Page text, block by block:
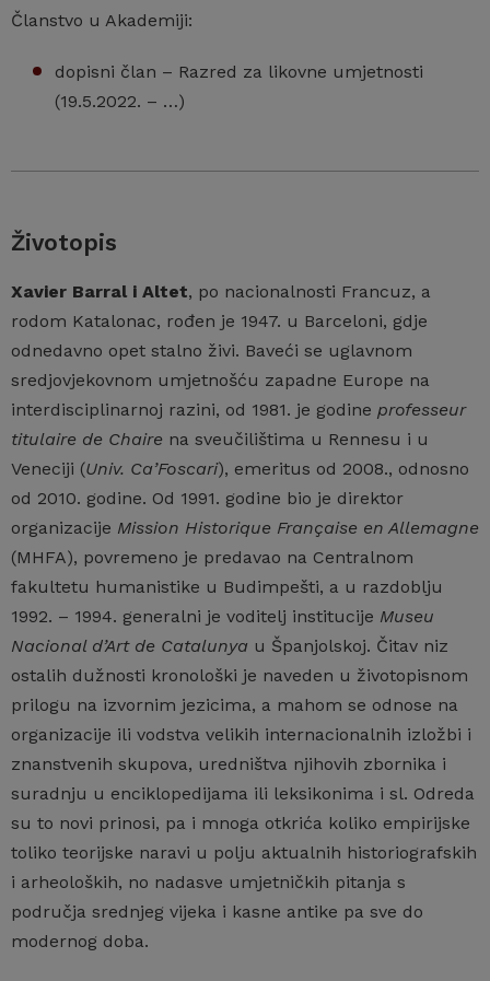
Članstvo u Akademiji:
dopisni član – Razred za likovne umjetnosti
(19.5.2022. – …)
Životopis
Xavier Barral i Altet, po nacionalnosti Francuz, a
rodom Katalonac, rođen je 1947. u Barceloni, gdje
odnedavno opet stalno živi. Baveći se uglavnom
sredjovjekovnom umjetnošću zapadne Europe na
interdisciplinarnoj razini, od 1981. je godine professeur
titulaire de Chaire na sveučilištima u Rennesu i u
Veneciji (Univ. Ca’Foscari), emeritus od 2008., odnosno
od 2010. godine. Od 1991. godine bio je direktor
organizacije Mission Historique Française en Allemagne
(MHFA), povremeno je predavao na Centralnom
fakultetu humanistike u Budimpešti, a u razdoblju
1992. – 1994. generalni je voditelj institucije Museu
Nacional d’Art de Catalunya u Španjolskoj. Čitav niz
ostalih dužnosti kronološki je naveden u životopisnom
prilogu na izvornim jezicima, a mahom se odnose na
organizacije ili vodstva velikih internacionalnih izložbi i
znanstvenih skupova, uredništva njihovih zbornika i
suradnju u enciklopedijama ili leksikonima i sl. Odreda
su to novi prinosi, pa i mnoga otkrića koliko empirijske
toliko teorijske naravi u polju aktualnih historiografskih
i arheoloških, no nadasve umjetničkih pitanja s
područja srednjeg vijeka i kasne antike pa sve do
modernog doba.